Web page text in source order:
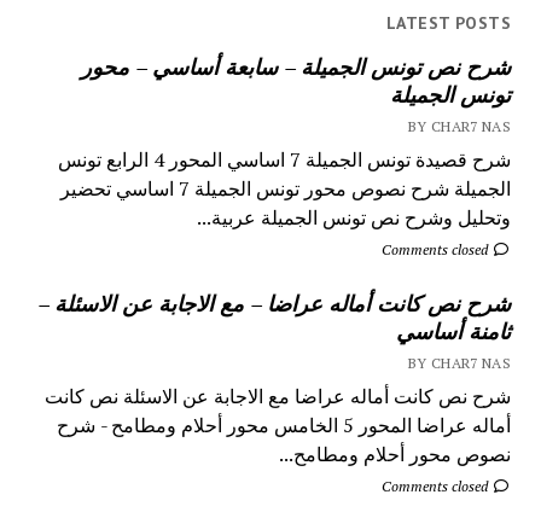
LATEST POSTS
شرح نص تونس الجميلة – سابعة أساسي – محور
تونس الجميلة
BY CHAR7 NAS
شرح قصيدة تونس الجميلة 7 اساسي المحور 4 الرابع تونس
الجميلة شرح نصوص محور تونس الجميلة 7 اساسي تحضير
وتحليل وشرح نص تونس الجميلة عربية...
Comments closed
شرح نص كانت أماله عراضا – مع الاجابة عن الاسئلة –
ثامنة أساسي
BY CHAR7 NAS
شرح نص كانت أماله عراضا مع الاجابة عن الاسئلة نص كانت
أماله عراضا المحور 5 الخامس محور أحلام ومطامح - شرح
نصوص محور أحلام ومطامح...
Comments closed